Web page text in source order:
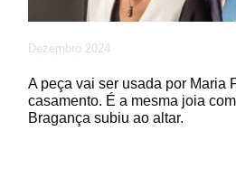
Dezembro 2024
A peça vai ser usada por Maria
casamento. É a mesma joia
Bragança subiu ao altar.